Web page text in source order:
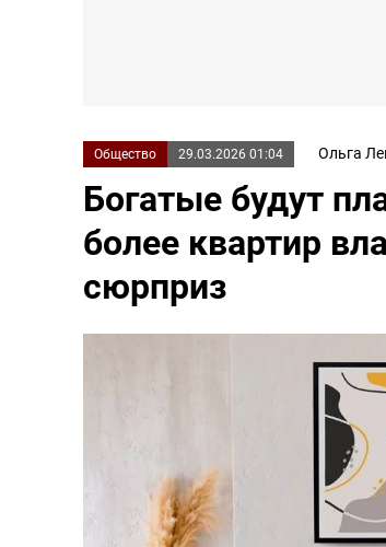
Общество 29.03.2026 01:04 Ольга
Богатые будут
более квартир
сюрприз